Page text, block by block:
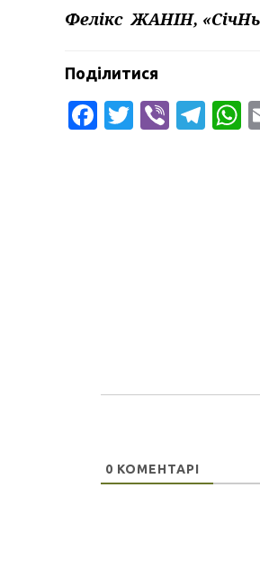
Фелікс ЖАНІН,
Поділитися
Facebook
Twitter
Viber
0 КОМЕНТАРІ